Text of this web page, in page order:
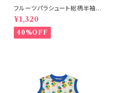
フルーツパラシュート総柄半袖T
シャツ ブルー
¥1,320
40%OFF